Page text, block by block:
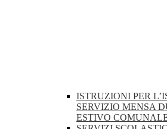
ISTRUZIONI PER
SERVIZIO MENSA
ESTIVO